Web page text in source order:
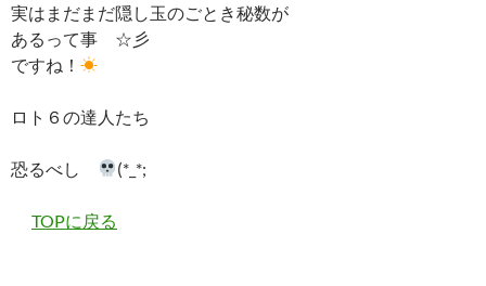
実はまだまだ隠し玉のごとき秘数が
あるって事 ☆彡
ですね！ ☀
ロト６の達人たち
恐るべし (*_*;
TOPに戻る